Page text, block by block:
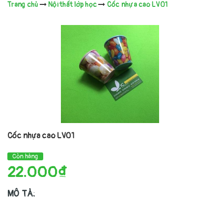
Trang chủ Nội thất lớp học Cốc nhựa cao LV01
Cốc nhựa cao LV01
Còn hàng
22.000₫
MÔ TẢ: